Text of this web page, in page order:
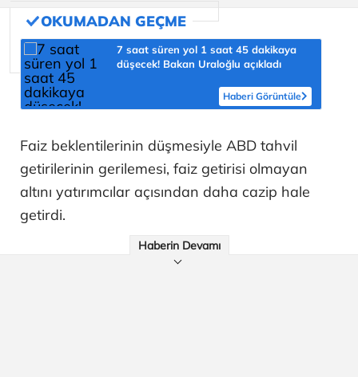
7 saat süren yol 1 saat 45 dakikaya
düşecek! Bakan Uraloğlu açıkladı
Haberi Görüntüle
Faiz beklentilerinin düşmesiyle ABD tahvil
getirilerinin gerilemesi, faiz getirisi olmayan
altını yatırımcılar açısından daha cazip hale
getirdi.
Haberin Devamı